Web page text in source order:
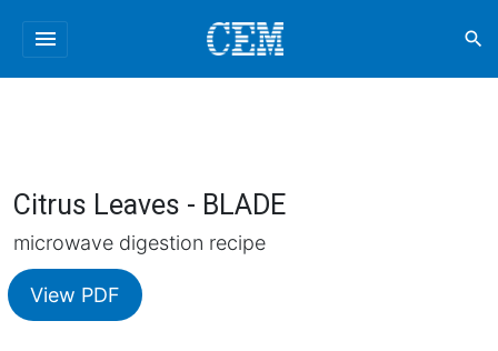
menu search
Citrus Leaves - BLADE
microwave digestion recipe
View PDF